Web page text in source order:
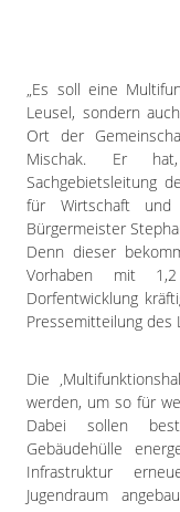
„Es soll eine
Leusel, sondern
Ort der
Mischak. Er
Sachgebietsleitung
für Wirtschaft und
Bürgermeister
Denn dieser
Vorhaben mit
Dorfentwicklung
Pressemitteilung des
Die
werden, um so für
Dabei sollen
Gebäudehülle
Infrastruktur
Jugendraum